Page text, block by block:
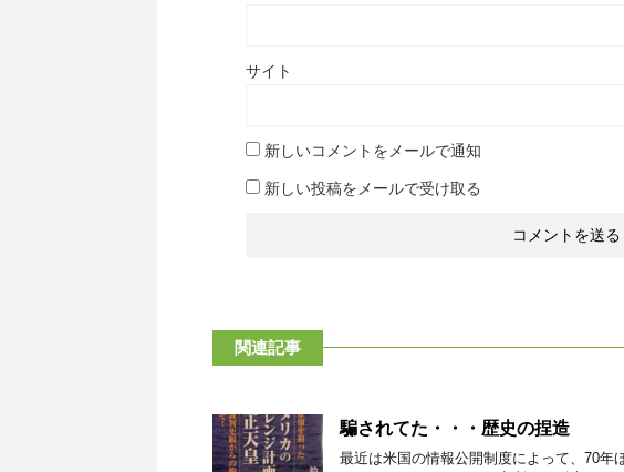
サイト
新しいコメントをメールで通知
新しい投稿をメールで受け取る
関連記事
騙されてた・・・歴史の捏造
最近は米国の情報公開制度によって、70年